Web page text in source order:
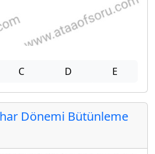
C D E
Dönemi Bütünleme